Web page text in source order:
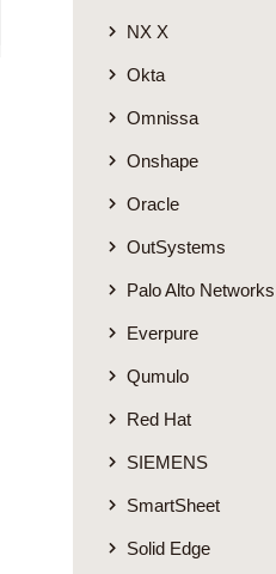
NX X
Okta
Omnissa
Onshape
Oracle
OutSystems
Palo Alto Networks
Everpure
Qumulo
Red Hat
SIEMENS
SmartSheet
Solid Edge